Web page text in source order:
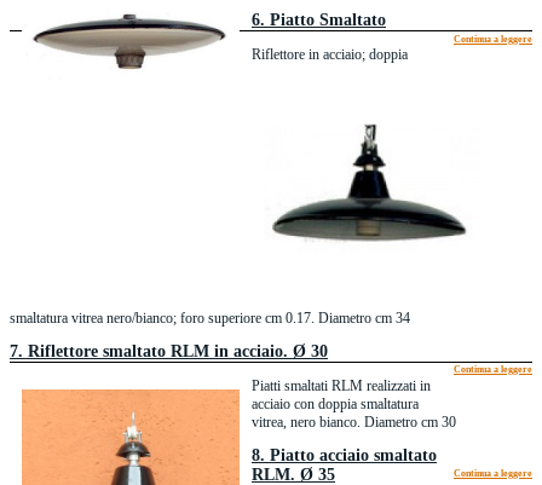
Continua a leggere
6. Piatto Smaltato
Riflettore in acciaio; doppia
smaltatura vitrea nero/bianco; foro superiore cm 0.17. Diametro cm 34
Continua a leggere
7. Riflettore smaltato RLM in acciaio. Ø 30
Piatti smaltati RLM realizzati in
acciaio con doppia smaltatura
vitrea, nero bianco. Diametro cm 30
Continua a leggere
8. Piatto acciaio smaltato
RLM. Ø 35